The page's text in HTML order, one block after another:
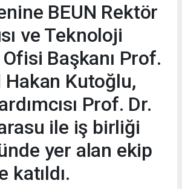
BEUN Rektör
ve Teknoloji
Başkanı Prof.
Hakan Kutoğlu,
Prof. Dr.
ile iş birliği
yer alan ekip
katıldı.